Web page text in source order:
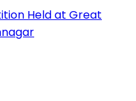
Held at Great